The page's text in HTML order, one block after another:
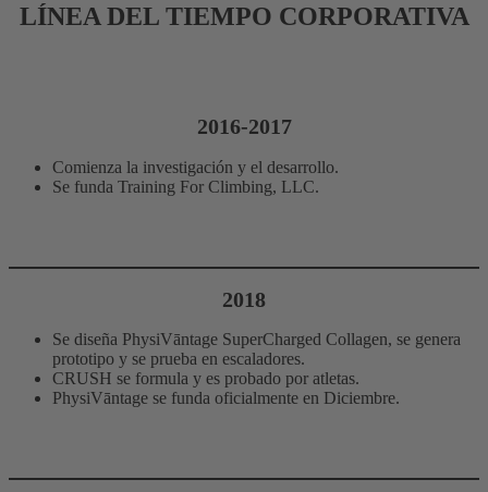
LÍNEA DEL TIEMPO CORPORATIVA
2016-2017
Comienza la investigación y el desarrollo.
Se funda Training For Climbing, LLC.
2018
Se diseña PhysiVāntage SuperCharged Collagen, se genera
prototipo y se prueba en escaladores.
CRUSH se formula y es probado por atletas.
PhysiVāntage se funda oficialmente en Diciembre.